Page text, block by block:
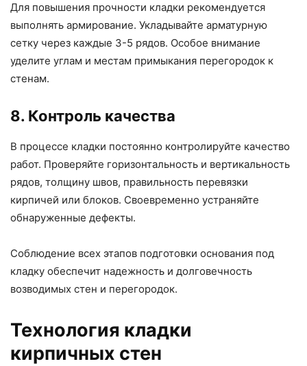
Для повышения прочности кладки рекомендуется
выполнять армирование. Укладывайте арматурную
сетку через каждые 3-5 рядов. Особое внимание
уделите углам и местам примыкания перегородок к
стенам.
8. Контроль качества
В процессе кладки постоянно контролируйте качество
работ. Проверяйте горизонтальность и вертикальность
рядов, толщину швов, правильность перевязки
кирпичей или блоков. Своевременно устраняйте
обнаруженные дефекты.
Соблюдение всех этапов подготовки основания под
кладку обеспечит надежность и долговечность
возводимых стен и перегородок.
Технология кладки
кирпичных стен